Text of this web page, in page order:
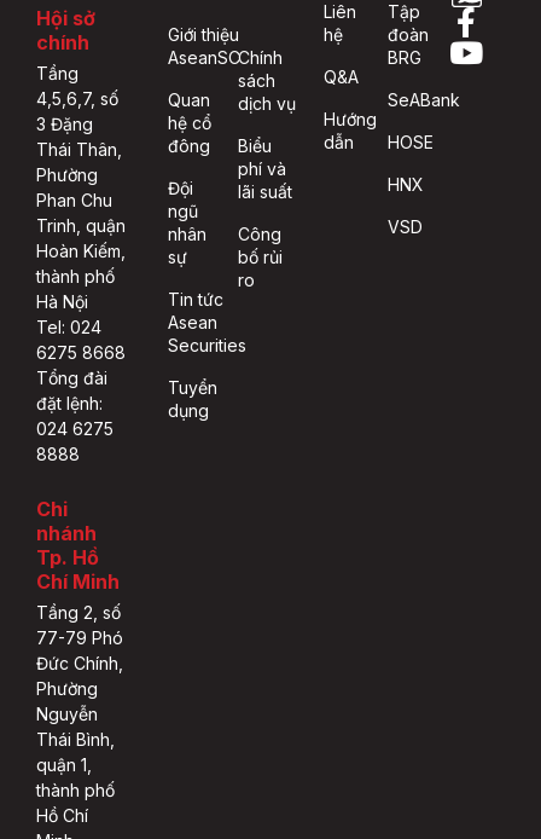
Hội sở
chính
Tầng
4,5,6,7, số
3 Đặng
Thái Thân,
Phường
Phan Chu
Trinh, quận
Hoàn Kiếm,
thành phố
Hà Nội
Tel: 024
6275 8668
Tổng đài
đặt lệnh:
024 6275
8888
Chi
nhánh
Tp. Hồ
Chí Minh
Tầng 2, số
77-79 Phó
Đức Chính,
Phường
Nguyễn
Thái Bình,
quận 1,
thành phố
Hồ Chí
Giới thiệu
AseanSC
Quan
hệ cổ
đông
Đội
ngũ
nhân
sự
Tin tức
Asean
Securities
Tuyển
dụng
Chính
sách
dịch vụ
Biểu
phí và
lãi suất
Công
bố rủi
ro
Liên
hệ
Q&A
Hướng
dẫn
Tập
đoàn
BRG
SeABank
HOSE
HNX
VSD